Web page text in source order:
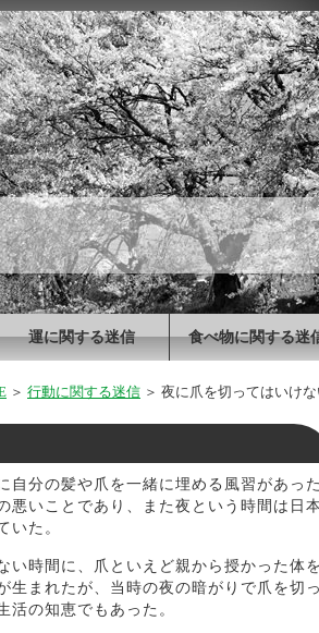
運に関する迷信 食べ物に関する迷
＞ 行動に関する迷信 ＞ 夜に爪を切ってはいけ
自分の髪や爪を一緒に埋める風習があった
悪いことであり、また夜という時間は日本
いた。
い時間に、爪といえど親から授かった体を
生まれたが、当時の夜の暗がりで爪を切っ
活の知恵でもあった。